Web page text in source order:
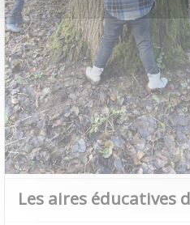
Les aires éducatives